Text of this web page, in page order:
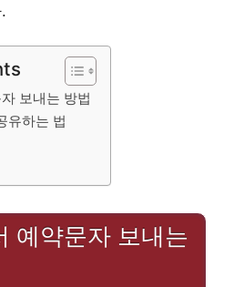
보내는 방법
유하는 법
예약문자 보내는